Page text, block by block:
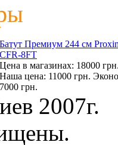
Батут Премиум 244 см
CFR-8FT
Цена в магазинах: 18000
Наша цена: 11000 грн.
7000 грн.
2007г.